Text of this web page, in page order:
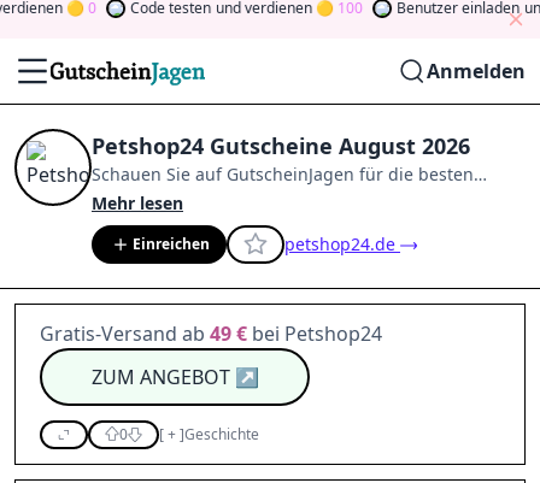
0 Code testen und verdienen 100 Benutzer einladen und
Anmelden
Petshop24 Gutscheine August 2026
Schauen Sie auf GutscheinJagen für die besten
Petshop24-Angebote im
Mitglied der Community
indem Sie durch Abstimmen, Testen, Teilen und
mehr beitragen.
Drehen Sie den Glücksklee
gewinnen Sie Geld
Mehr lesen
Einreichen petshop24.de
Gratis-Versand ab 49 € bei Petshop24
ZUM ANGEBOT↗
0 [+]Geschichte